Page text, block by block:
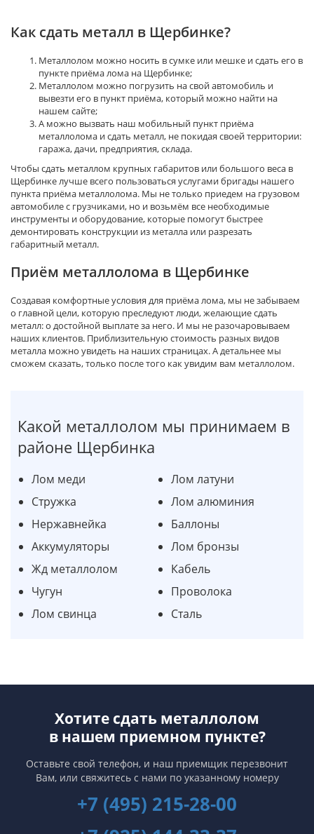
Как сдать металл в Щербинке?
Металлолом можно носить в сумке или мешке и сдать его в
пункте приёма лома на Щербинке;
Металлолом можно погрузить на свой автомобиль и
вывезти его в пункт приёма, который можно найти на
нашем сайте;
А можно вызвать наш мобильный пункт приёма
металлолома и сдать металл, не покидая своей территории:
гаража, дачи, предприятия, склада.
Чтобы сдать металлом крупных габаритов или большого веса в
Щербинке лучше всего пользоваться услугами бригады нашего
пункта приёма металлолома. Мы не только приедем на грузовом
автомобиле с грузчиками, но и возьмём все необходимые
инструменты и оборудование, которые помогут быстрее
демонтировать конструкции из металла или разрезать
габаритный металл.
Приём металлолома в Щербинке
Создавая комфортные условия для приёма лома, мы не забываем
о главной цели, которую преследуют люди, желающие сдать
металл: о достойной выплате за него. И мы не разочаровываем
наших клиентов. Приблизительную стоимость разных видов
металла можно увидеть на наших страницах. А детальнее мы
сможем сказать, только после того как увидим вам металлолом.
Какой металлолом мы принимаем в
районе Щербинка
Лом меди
Лом латуни
Стружка
Лом алюминия
Нержавнейка
Баллоны
Аккумуляторы
Лом бронзы
Жд металлолом
Кабель
Чугун
Проволока
Лом свинца
Сталь
Хотите сдать металлолом
в нашем приемном пункте?
Оставьте свой телефон, и наш приемщик перезвонит
Вам, или свяжитесь с нами по указанному номеру
+7 (495) 215-28-00